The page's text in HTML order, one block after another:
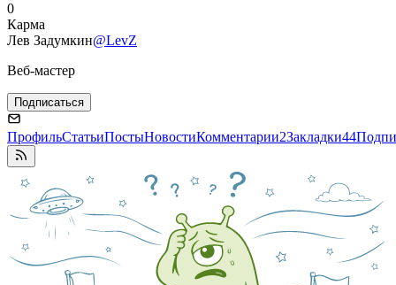
0
Карма
Лев Задумкин@LevZ
Веб-мастер
Подписаться
ПрофильСтатьиПостыНовостиКомментарии2Закладки44